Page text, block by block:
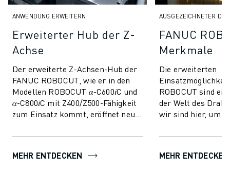
MASCHINENBEDIENUNG
MATERIALHANDHABUNG
LACKIEREN
PUNKTSCHWEISSEN
VISION INSPEKTION
DRAHTERODIERMASCHINE
FALLBEISPIELE
FANUC PLANS
ANWENDUNG ERWEITERN
Erweiterter Hub der Z-
Achse
Der erweiterte Z-Achsen-Hub der
FANUC ROBOCUT, wie er in den
Modellen ROBOCUT 𝛼-C600𝑖C und
𝛼-C800𝑖C mit Z400/Z500-Fähigkeit
zum Einsatz kommt, eröffnet neue
Drahterodierbearbeitu...
MEHR ENTDECKEN
AUSGEZEICHNETER
FANUC
Merkmale
Die erweiterten
ROBOCUT sind
der Welt des
wir sind hier, um
präsentieren, die
MEHR ENTDECKEN